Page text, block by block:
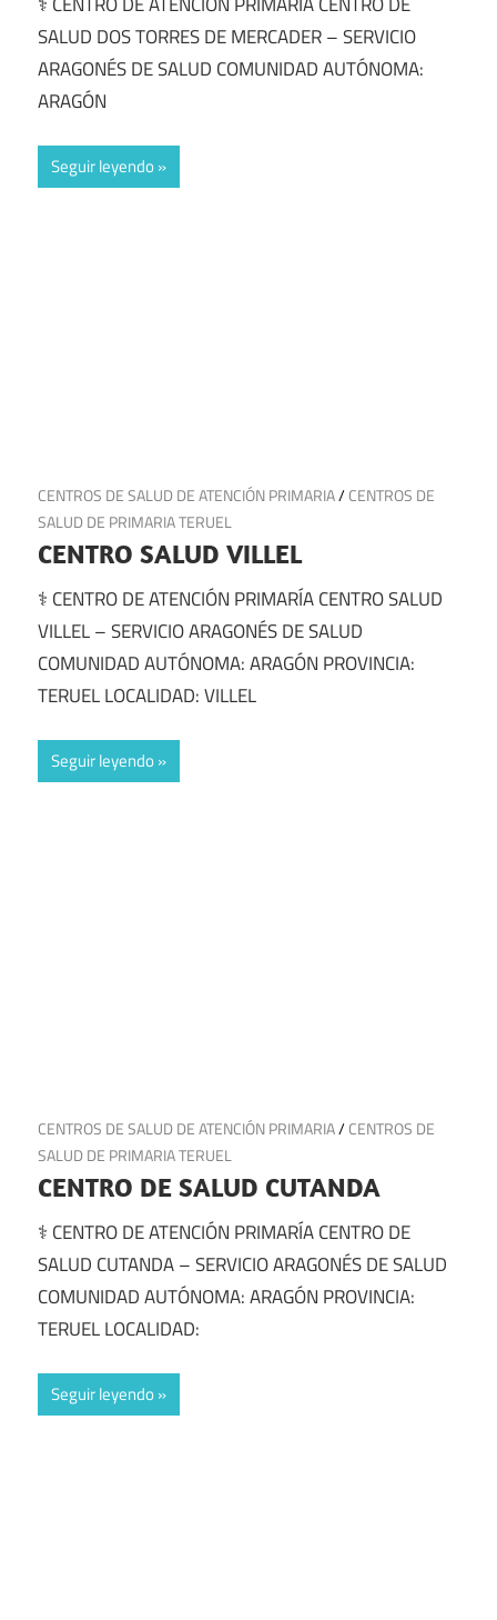
SALUD DOS TORRES DE MERCADER – SERVICIO
ARAGONÉS DE SALUD COMUNIDAD AUTÓNOMA:
ARAGÓN
Seguir leyendo
13 de julio de 2025
CENTROS DE SALUD DE ATENCIÓN PRIMARIA/CENTROS DE
SALUD DE PRIMARIA TERUEL
CENTRO SALUD VILLEL
⚕️ CENTRO DE ATENCIÓN PRIMARÍA CENTRO SALUD
VILLEL – SERVICIO ARAGONÉS DE SALUD
COMUNIDAD AUTÓNOMA: ARAGÓN PROVINCIA:
TERUEL LOCALIDAD: VILLEL
Seguir leyendo
11 de julio de 2025
CENTROS DE SALUD DE ATENCIÓN PRIMARIA/CENTROS DE
SALUD DE PRIMARIA TERUEL
CENTRO DE SALUD CUTANDA
⚕️ CENTRO DE ATENCIÓN PRIMARÍA CENTRO DE
SALUD CUTANDA – SERVICIO ARAGONÉS DE SALUD
COMUNIDAD AUTÓNOMA: ARAGÓN PROVINCIA:
TERUEL LOCALIDAD:
Seguir leyendo